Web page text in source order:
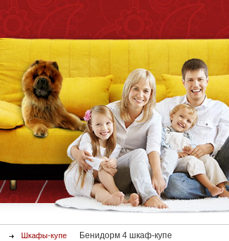
Шкафы-купе Бенидорм 4 шкаф-купе